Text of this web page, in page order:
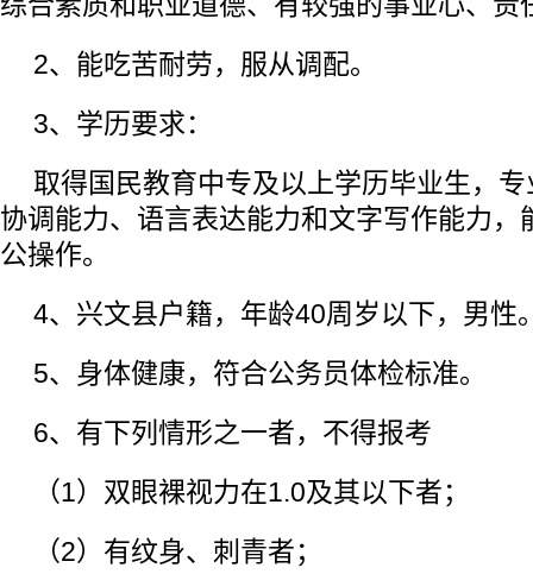
2、能吃苦耐劳，服从调配。
3、学历要求：
取得国民教育中专及以上学历毕业生，
协调能力、语言表达能力和文字写作能力，
公操作。
4、兴文县户籍，年龄40周岁以下，男性
5、身体健康，符合公务员体检标准。
6、有下列情形之一者，不得报考
（1）双眼裸视力在1.0及其以下者；
（2）有纹身、刺青者；